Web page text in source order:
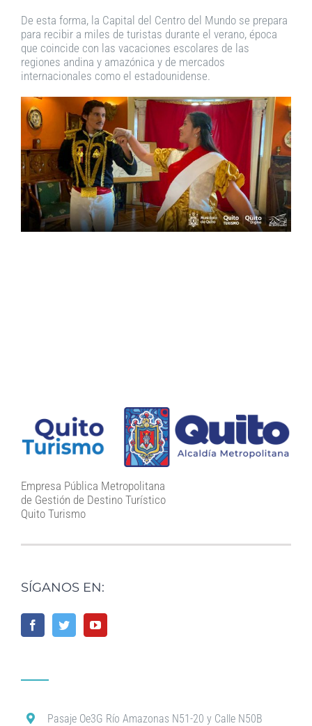
De esta forma, la Capital del Centro del Mundo se prepara
para recibir a miles de turistas durante el verano, época
que coincide con las vacaciones escolares de las
regiones andina y amazónica y de mercados
internacionales como el estadounidense.
Empresa Pública Metropolitana
de Gestión de Destino Turístico
Quito Turismo
SÍGANOS EN:
Pasaje Oe3G Río Amazonas N51-20 y Calle N50B